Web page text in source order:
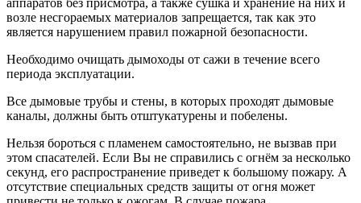
возле несгораемых материалов запрещается, так как это
является нарушением правил пожарной безопасности.
Необходимо очищать дымоходы от сажи в течение всего
периода эксплуатации.
Все дымовые трубы и стены, в которых проходят дымовые
каналы, должны быть отштукатурены и побелены.
Нельзя бороться с пламенем самостоятельно, не вызвав при
этом спасателей. Если Вы не справились с огнём за несколько
секунд, его распространение приведет к большому пожару. А
отсутствие специальных средств защиты от огня может